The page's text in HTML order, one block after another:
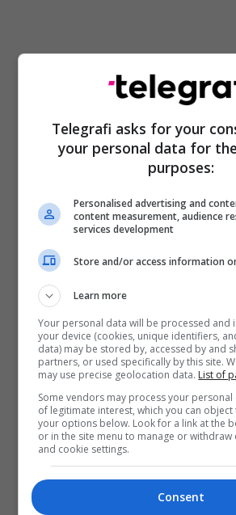
Vetting Kuvendi I Shqipërisë
Telegrafi asks for your
your personal data for
purposes:
Personalised advertising and
content measurement, audience
services development
Store and/or access information
Learn more
Your personal data will be processed and
your device (cookies, unique identifiers,
data) may be stored by, accessed by and
partners, or used specifically by this site.
may use precise geolocation data. List of
Some vendors may process your
of legitimate interest, which you can
your options below. Look for a link at the
or in the site menu to manage or withdraw
and cookie settings.
Consent